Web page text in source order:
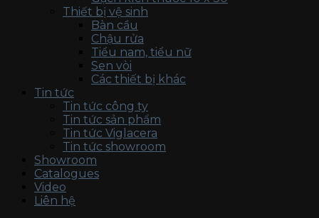
Thiết bị vệ sinh
Bàn cầu
Chậu rửa
Tiểu nam, tiểu nữ
Sen vòi
Các thiết bị khác
Tin tức
Tin tức công ty
Tin tức sản phẩm
Tin tức Viglacera
Tin tức showroom
Showroom
Catalogues
Video
Liên hệ